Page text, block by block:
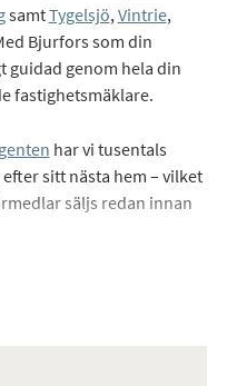
samtTygelsjö,Vintrie,
Bjurfors som din
guidad genom hela din
fastighetsmäklare.
har vi tusentals
sitt nästa hem – vilket
säljs redan innan
gärna med en